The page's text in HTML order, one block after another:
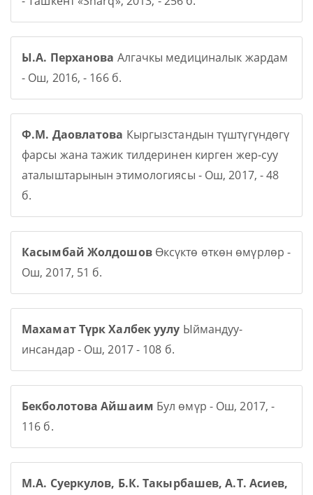
Ы.А. Перханова Алгачкы медициналык жардам
- Ош, 2016, - 166 б.
Ф.М. Даовлатова Кыргызстандын түштүгүндөгү
фарсы жана тажик тилдеринен кирген жер-суу
аталыштарынын этимологиясы - Ош, 2017, - 48
б.
Касымбай Жолдошов Өксүктө өткөн өмүрлөр -
Ош, 2017, 51 б.
Махамат Түрк Халбек уулу Ыймандуу-
инсандар - Ош, 2017 - 108 б.
Бекболотова Айшаим Бул өмүр - Ош, 2017, -
116 б.
М.А. Суеркулов, Б.К. Такырбашев, А.Т. Асиев,